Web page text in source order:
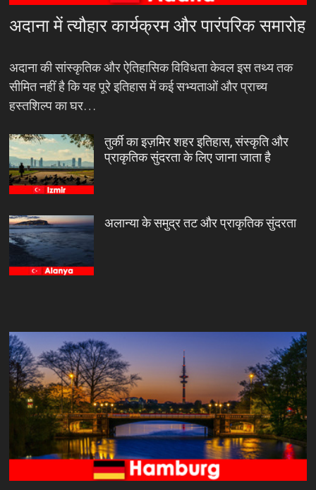
अदाना में त्यौहार कार्यक्रम और पारंपरिक समारोह
अदाना की सांस्कृतिक और ऐतिहासिक विविधता केवल इस तथ्य तक
सीमित नहीं है कि यह पूरे इतिहास में कई सभ्यताओं और प्राच्य
हस्तशिल्प का घर…
तुर्की का इज़मिर शहर इतिहास, संस्कृति और
प्राकृतिक सुंदरता के लिए जाना जाता है
अलान्या के समुद्र तट और प्राकृतिक सुंदरता